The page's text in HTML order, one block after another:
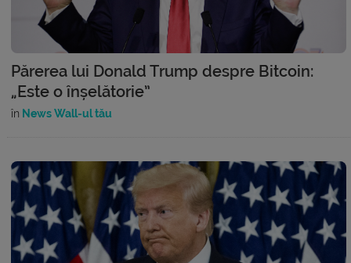
Părerea lui Donald Trump despre Bitcoin:
„Este o înșelătorie”
în News Wall-ul tău